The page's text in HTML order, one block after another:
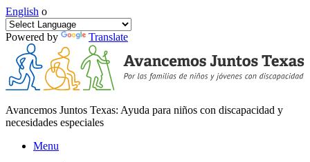
English o
Powered by Translate
Avancemos Juntos Texas: Ayuda para niños con discapacidad y
necesidades especiales
Menu